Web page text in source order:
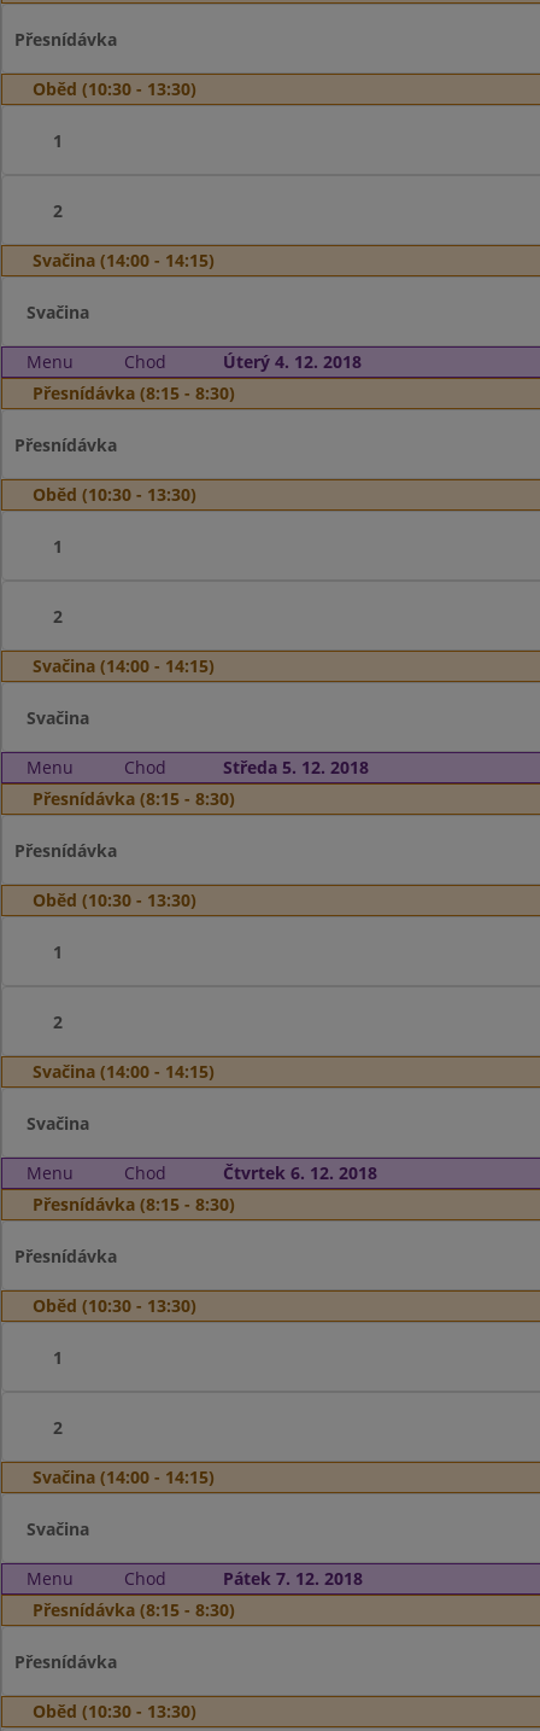
Přesnídávka
Oběd (10:30 - 13:30)
1
2
Svačina (14:00 - 14:15)
Svačina
Menu Chod
Úterý 4. 12. 2018
Přesnídávka (8:15 - 8:30)
Přesnídávka
Oběd (10:30 - 13:30)
1
2
Svačina (14:00 - 14:15)
Svačina
Menu Chod
Středa 5. 12. 2018
Přesnídávka (8:15 - 8:30)
Přesnídávka
Oběd (10:30 - 13:30)
1
2
Svačina (14:00 - 14:15)
Svačina
Menu Chod
Čtvrtek 6. 12. 2018
Přesnídávka (8:15 - 8:30)
Přesnídávka
Oběd (10:30 - 13:30)
1
2
Svačina (14:00 - 14:15)
Svačina
Menu Chod
Pátek 7. 12. 2018
Přesnídávka (8:15 - 8:30)
Přesnídávka
Oběd (10:30 - 13:30)